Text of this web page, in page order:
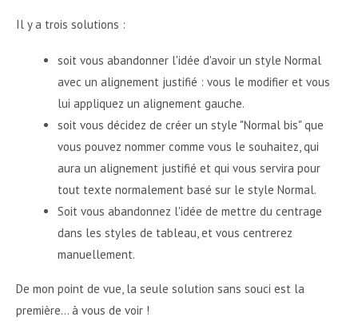
Il y a trois solutions :
soit vous abandonner l'idée d'avoir un style Normal
avec un alignement justifié : vous le modifier et vous
lui appliquez un alignement gauche.
soit vous décidez de créer un style "Normal bis" que
vous pouvez nommer comme vous le souhaitez, qui
aura un alignement justifié et qui vous servira pour
tout texte normalement basé sur le style Normal.
Soit vous abandonnez l'idée de mettre du centrage
dans les styles de tableau, et vous centrerez
manuellement.
De mon point de vue, la seule solution sans souci est la
première... à vous de voir !